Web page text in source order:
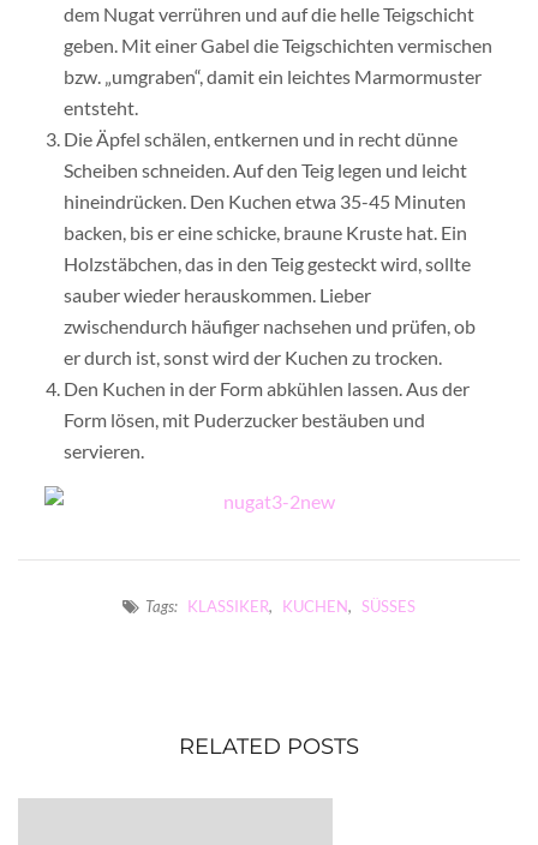
dem Nugat verrühren und auf die helle Teigschicht
geben. Mit einer Gabel die Teigschichten vermischen
bzw. „umgraben“, damit ein leichtes Marmormuster
entsteht.
Die Äpfel schälen, entkernen und in recht dünne
Scheiben schneiden. Auf den Teig legen und leicht
hineindrücken. Den Kuchen etwa 35-45 Minuten
backen, bis er eine schicke, braune Kruste hat. Ein
Holzstäbchen, das in den Teig gesteckt wird, sollte
sauber wieder herauskommen. Lieber
zwischendurch häufiger nachsehen und prüfen, ob
er durch ist, sonst wird der Kuchen zu trocken.
Den Kuchen in der Form abkühlen lassen. Aus der
Form lösen, mit Puderzucker bestäuben und
servieren.
Tags: KLASSIKER, KUCHEN, SÜSSES
RELATED POSTS